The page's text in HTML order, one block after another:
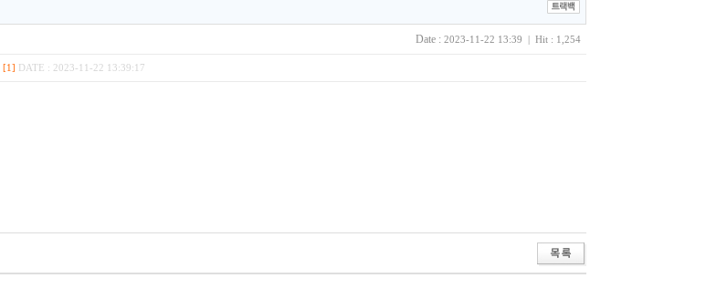
Date : 2023-11-22 13:39 | Hit : 1,254
[1] DATE : 2023-11-22 13:39:17